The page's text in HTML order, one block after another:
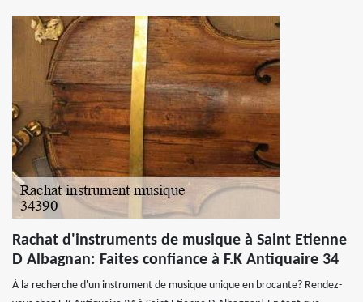
Rachat d'instruments de musique à Saint Etienne
D Albagnan: Faites confiance à F.K Antiquaire 34
À la recherche d'un instrument de musique unique en brocante? Rendez-